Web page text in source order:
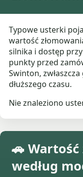
Typowe usterki
wartość
silnika i dostęp
punkty przed
Swinton,
dłuższego czasu.
Nie znaleziono
🚗
według